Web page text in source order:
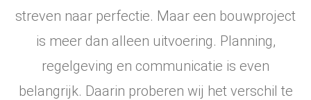
streven naar perfectie. Maar een bouwproject
is meer dan alleen uitvoering. Planning,
regelgeving en communicatie is even
belangrijk. Daarin proberen wij het verschil te